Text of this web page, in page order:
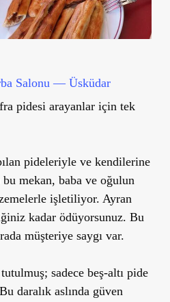
Salonu — Üsküdar
pidesi arayanlar için tek
pideleriyle ve kendilerine
bu mekan, baba ve oğulun
işletiliyor. Ayran
kadar ödüyorsunuz. Bu
müşteriye saygı var.
sadece beş-altı pide
daralık aslında güven